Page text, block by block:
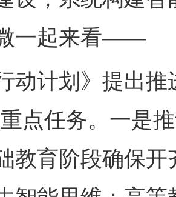
一起来看——
计划》提出推进
点任务。一是
教育阶段确保